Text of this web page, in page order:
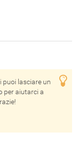
puoi lasciare un
per aiutarci a